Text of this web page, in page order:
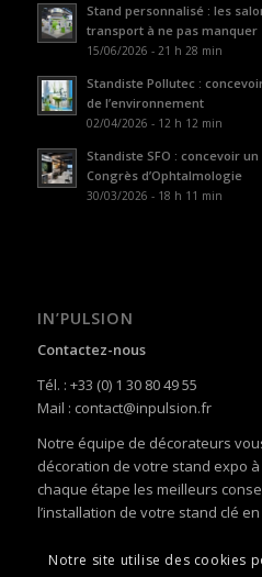
Stand personnalisé : les
transport à ne pas manquer
15/06/2026 - 21 h 28 min
Standiste Pollutec :
de l’environnement
02/04/2026 - 12 h 12 min
Standiste SFO : concevoir
Congrès d’Ophtalmologie
30/03/2026 - 18 h 11 min
IN’PULSION
Contactez-nous
Tél. : +33 (0) 1 30 80 49 55
Mail : contact@inpulsion.fr
Notre équipe de décorateurs
décoration de votre stand expo
chaque étape les meilleurs
l’installation de votre stand clé
Notre site utilise des cookies